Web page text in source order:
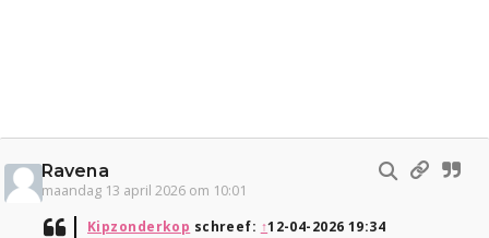
Ravena
maandag 13 april 2026 om 10:01
Kipzonderkop schreef: ↑12-04-2026 19:34